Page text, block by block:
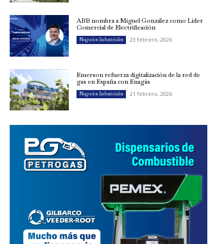
ABB nombra a Miguel González como Líder
Comercial de Electrificación
Negocios Industriales 23 febrero, 2026
Emerson refuerza digitalización de la red de
gas en España con Enagás
Negocios Industriales 21 febrero, 2026